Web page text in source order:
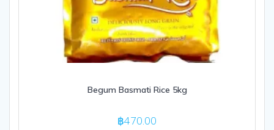
Begum Basmati Rice 5kg
฿470.00